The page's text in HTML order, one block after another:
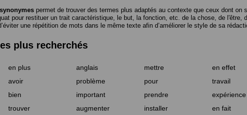
permet de trouver des termes plus adaptés au contexte que ceux dont
pour restituer un trait caractéristique, le but, la fonction, etc. de la chose, de l'être,
une répétition de mots dans le même texte afin d’améliorer le style de sa
plus recherchés
en plus anglais mettre en effet
avoir problème pour travail
bien important prendre expérience
trouver augmenter installer en fait